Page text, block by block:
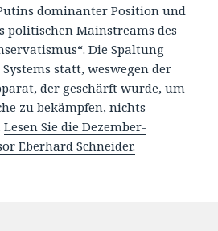
dominanter Position und
politischen Mainstreams des
Die Spaltung
statt, weswegen der
der geschärft wurde, um
zu bekämpfen, nichts
Lesen Sie die Dezember-
Eberhard Schneider.